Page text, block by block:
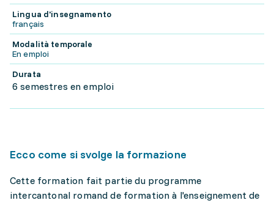
Lingua d'insegnamento
français
Modalità temporale
En emploi
Durata
6 semestres en emploi
Ecco come si svolge la formazione
Cette formation fait partie du programme
intercantonal romand de formation à l'enseignement de